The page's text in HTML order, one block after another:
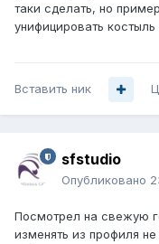
таки сделать, но
унифицировать
Вставить ник
sfstudio
Опубликовано
Посмотрел на свежую
изменять из профиля